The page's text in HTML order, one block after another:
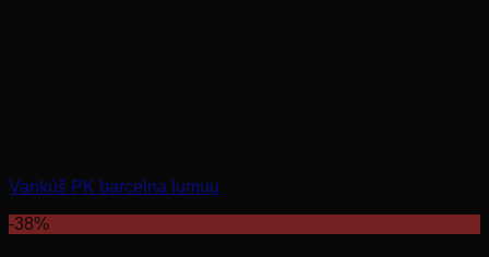
Vankúš PK barcelna lumuu
-38%